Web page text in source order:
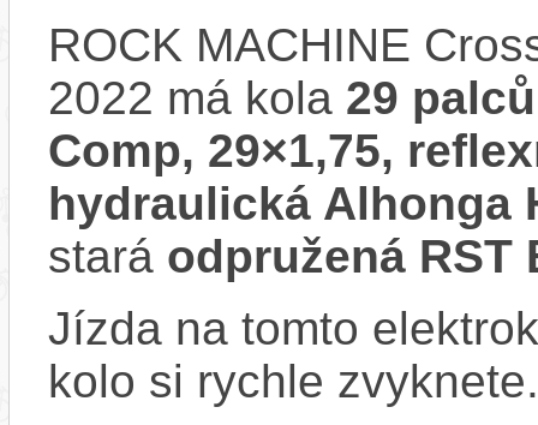
ROCK MACHINE
2022 má kola 29 palců
Comp, 29×1,75,
hydraulická Alhonga
stará odpružená RST
Jízda na tomto
kolo si rychle zvyknete.